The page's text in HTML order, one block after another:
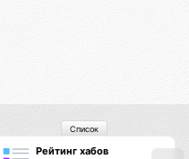
Рейтинг хабов
Список